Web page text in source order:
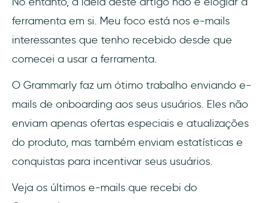
ferramenta em si. Meu foco está nos e-mails
interessantes que tenho recebido desde que
comecei a usar a ferramenta.
O Grammarly faz um ótimo trabalho enviando e-
mails de onboarding aos seus usuários. Eles não
enviam apenas ofertas especiais e atualizações
do produto, mas também enviam estatísticas e
conquistas para incentivar seus usuários.
Veja os últimos e-mails que recebi do